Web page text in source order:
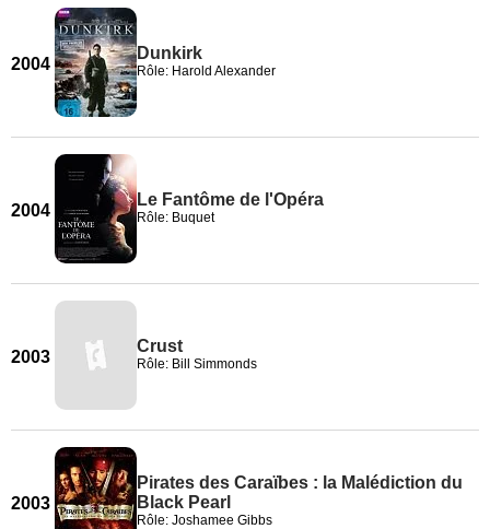
2004
Dunkirk
Rôle: Harold Alexander
2004
Le Fantôme de l'Opéra
Rôle: Buquet
2003
Crust
Rôle: Bill Simmonds
2003
Pirates des Caraïbes : la Malédiction du
Black Pearl
Rôle: Joshamee Gibbs